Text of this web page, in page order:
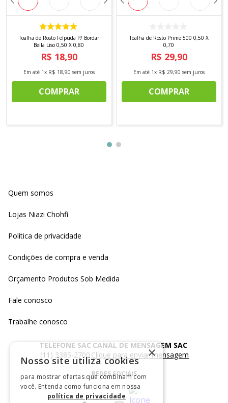
Toalha de Rosto Felpuda P/ Bordar
Bella Liso 0,50 X 0,80
R$ 18,90
Em até 1x R$ 18,90 sem juros
COMPRAR
Toalha de Rosto Prime 500 0,50 X
0,70
R$ 29,90
Em até 1x R$ 29,90 sem juros
COMPRAR
Quem somos
Lojas Niazi Chohfi
Política de privacidade
Condições de compra e venda
Orçamento Produtos Sob Medida
Fale conosco
Trabalhe conosco
TELEFONE SAC
(11) 3385-2700
CANAL DE MENSAGEM SAC
Clique para enviar mensagem
REDES SOCIAIS
×
Nosso site utiliza cookies
para mostrar ofertas que combinam com
você. Entenda como funciona em nossa
política de privacidade